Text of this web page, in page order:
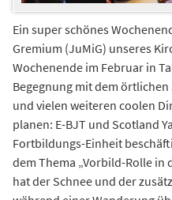
Ein super schönes
Gremium (JuMiG) unseres
Wochenende im Februar in
Begegnung mit dem
und vielen weiteren coolen
planen: E-BJT und Scotland
Fortbildungs-Einheit
dem Thema „Vorbild-Rolle in
hat der Schnee und der